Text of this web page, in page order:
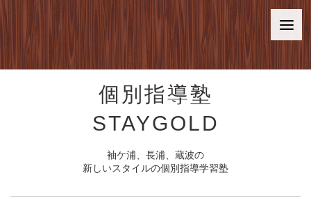
個別指導塾
STAYGOLD
袖ケ浦、長浦、蔵波の
新しいスタイルの個別指導学習塾